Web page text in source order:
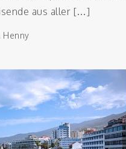
aus aller […]
Henny